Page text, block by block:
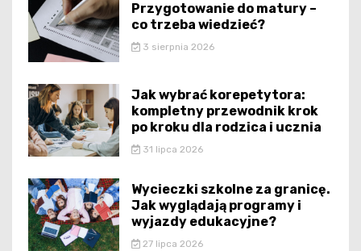
Przygotowanie do matury –
co trzeba wiedzieć?
3 sierpnia 2026
Jak wybrać korepetytora:
kompletny przewodnik krok
po kroku dla rodzica i ucznia
31 lipca 2026
Wycieczki szkolne za granicę.
Jak wyglądają programy i
wyjazdy edukacyjne?
27 lipca 2026